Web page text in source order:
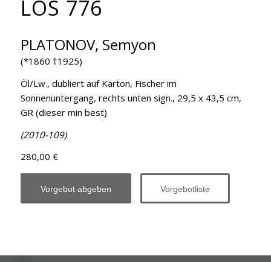
LOS 776
PLATONOV, Semyon
(*1860 †1925)
Öl/Lw., dubliert auf Karton, Fischer im
Sonnenuntergang, rechts unten sign., 29,5 x 43,5 cm,
GR (dieser min best)
(2010-109)
280,00 €
Vorgebot abgeben Vorgebotliste